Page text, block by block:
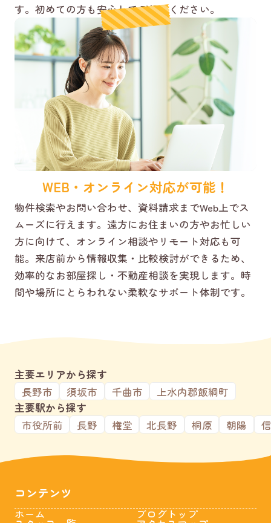
す。初めての方も安心してご相談ください。
WEB・オンライン対応が可能！
物件検索やお問い合わせ、資料請求までWeb上でス
ムーズに行えます。遠方にお住まいの方やお忙しい
方に向けて、オンライン相談やリモート対応も可
能。来店前から情報収集・比較検討ができるため、
効率的なお部屋探し・不動産相談を実現します。時
間や場所にとらわれない柔軟なサポート体制です。
主要エリアから探す
長野市
須坂市 千曲市
上水内郡飯綱町
主要駅から探す
市役所前
長野 権堂 北長野 桐原 朝陽
コンテンツ
ホーム ブログトップ